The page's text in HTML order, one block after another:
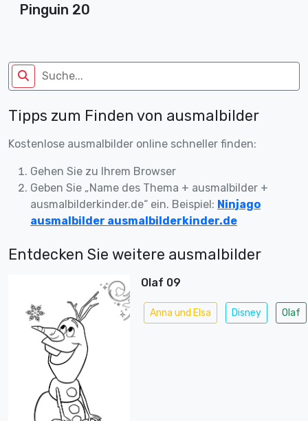
Pinguin 20
Tipps zum Finden von ausmalbilder
Kostenlose ausmalbilder online schneller finden:
Gehen Sie zu Ihrem Browser
Geben Sie „Name des Thema + ausmalbilder +
ausmalbilderkinder.de“ ein. Beispiel: Ninjago
ausmalbilder ausmalbilderkinder.de
Entdecken Sie weitere ausmalbilder
Olaf 09
Anna und Elsa Disney Olaf